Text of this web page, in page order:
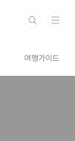
여행가이드